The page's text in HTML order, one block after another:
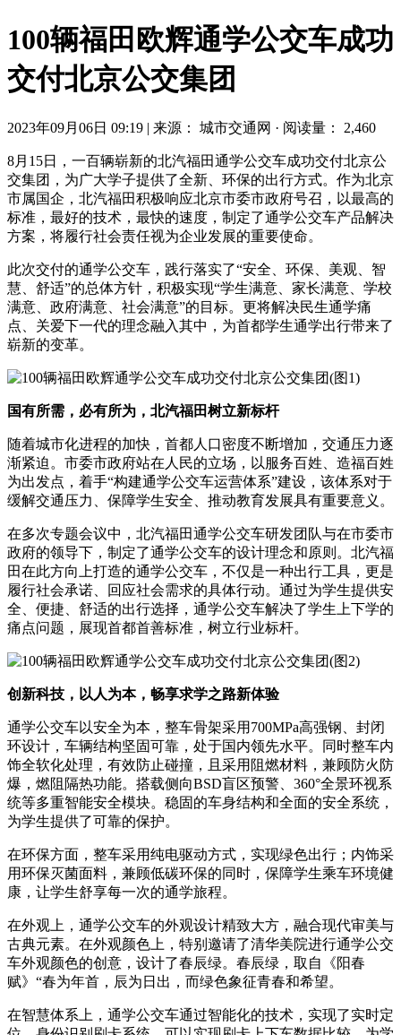
100辆福田欧辉通学公交车成功
交付北京公交集团
2023年09月06日 09:19 | 来源： 城市交通网 · 阅读量： 2,460
8月15日，一百辆崭新的北汽福田通学公交车成功交付北京公
交集团，为广大学子提供了全新、环保的出行方式。作为北京
市属国企，北汽福田积极响应北京市委市政府号召，以最高的
标准，最好的技术，最快的速度，制定了通学公交车产品解决
方案，将履行社会责任视为企业发展的重要使命。
此次交付的通学公交车，践行落实了“安全、环保、美观、智
慧、舒适”的总体方针，积极实现“学生满意、家长满意、学校
满意、政府满意、社会满意”的目标。更将解决民生通学痛
点、关爱下一代的理念融入其中，为首都学生通学出行带来了
崭新的变革。
国有所需，必有所为， 北汽福田树立新标杆
随着城市化进程的加快，首都人口密度不断增加，交通压力逐
渐紧迫。市委市政府站在人民的立场，以服务百姓、造福百姓
为出发点，着手“构建通学公交车运营体系”建设，该体系对于
缓解交通压力、保障学生安全、推动教育发展具有重要意义。
在多次专题会议中，北汽福田通学公交车研发团队与在市委市
政府的领导下，制定了通学公交车的设计理念和原则。北汽福
田在此方向上打造的通学公交车，不仅是一种出行工具，更是
履行社会承诺、回应社会需求的具体行动。通过为学生提供安
全、便捷、舒适的出行选择，通学公交车解决了学生上下学的
痛点问题，展现首都首善标准，树立行业标杆。
创新科技，以人为本， 畅享求学之路新体验
通学公交车以安全为本，整车骨架采用700MPa高强钢、封闭
环设计，车辆结构坚固可靠，处于国内领先水平。同时整车内
饰全软化处理，有效防止碰撞，且采用阻燃材料，兼顾防火防
爆，燃阻隔热功能。搭载侧向BSD盲区预警、360°全景环视系
统等多重智能安全模块。稳固的车身结构和全面的安全系统，
为学生提供了可靠的保护。
在环保方面，整车采用纯电驱动方式，实现绿色出行；内饰采
用环保灭菌面料，兼顾低碳环保的同时，保障学生乘车环境健
康，让学生舒享每一次的通学旅程。
在外观上，通学公交车的外观设计精致大方，融合现代审美与
古典元素。在外观颜色上，特别邀请了清华美院进行通学公交
车外观颜色的创意，设计了春辰绿。春辰绿，取自《阳春
赋》“春为年首，辰为日出，而绿色象征青春和希望。
在智慧体系上，通学公交车通过智能化的技术，实现了实时定